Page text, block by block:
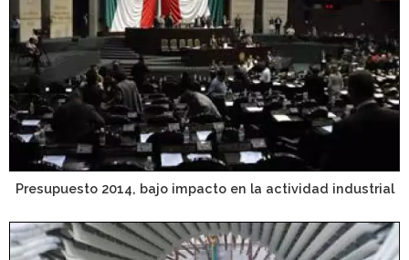
Presupuesto 2014, bajo impacto en la actividad industrial